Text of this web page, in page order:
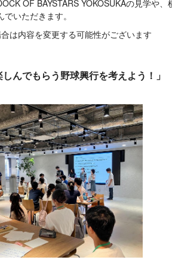
OF BAYSTARS YOKOSUKAの見学や
いただきます。
は内容を変更する可能性がございます
んでもらう野球興行を考えよう！」